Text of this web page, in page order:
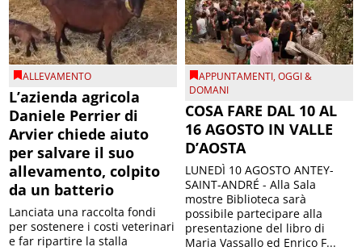
ALLEVAMENTO
L’azienda agricola
Daniele Perrier di
Arvier chiede aiuto
per salvare il suo
allevamento, colpito
da un batterio
Lanciata una raccolta fondi
per sostenere i costi veterinari
e far ripartire la stalla
APPUNTAMENTI,OGGI &
DOMANI
COSA FARE DAL 10 AL
16 AGOSTO IN VALLE
D’AOSTA
LUNEDÌ 10 AGOSTO ANTEY-
SAINT-ANDRÉ - Alla Sala
mostre Biblioteca sarà
possibile partecipare alla
presentazione del libro di
Maria Vassallo ed Enrico F...